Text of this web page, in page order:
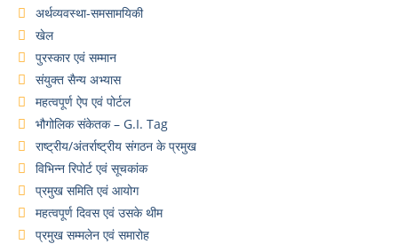
अर्थव्यवस्था-समसामयिकी
खेल
पुरस्कार एवं सम्मान
संयुक्त सैन्य अभ्यास
महत्वपूर्ण ऐप एवं पोर्टल
भौगोलिक संकेतक – G.I. Tag
राष्ट्रीय/अंतर्राष्ट्रीय संगठन के प्रमुख
विभिन्न रिपोर्ट एवं सूचकांक
प्रमुख समिति एवं आयोग
महत्वपूर्ण दिवस एवं उसके थीम
प्रमुख सम्मलेन एवं समारोह